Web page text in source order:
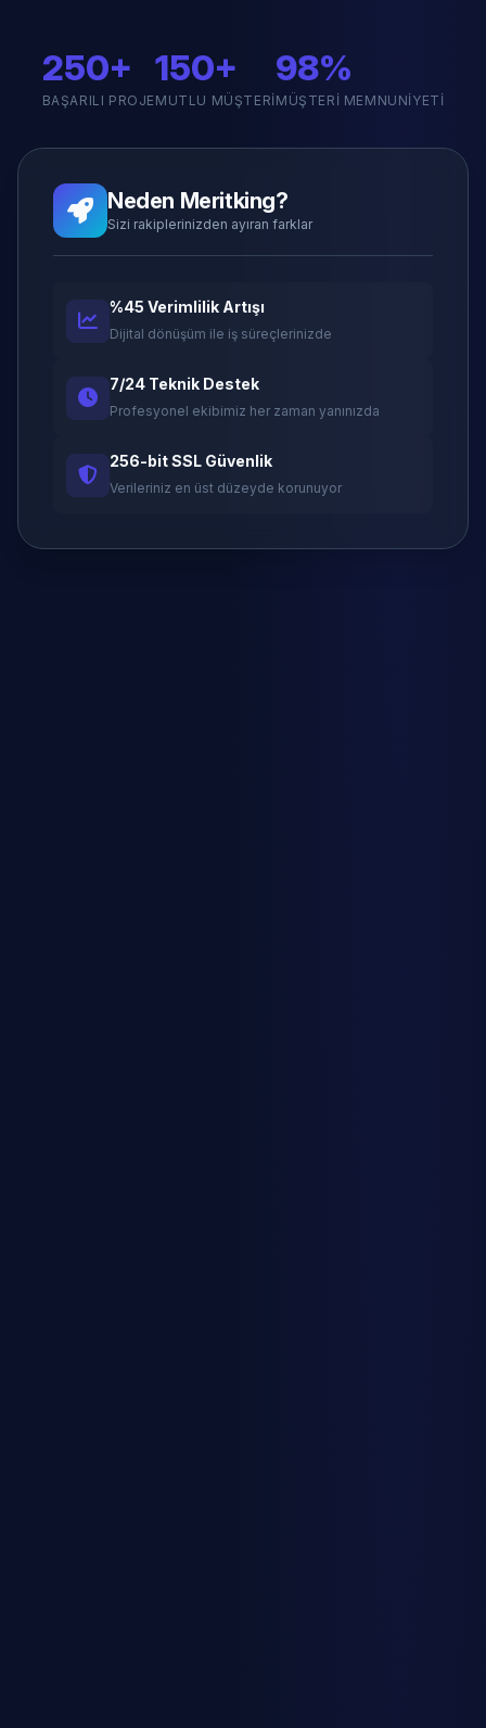
250+
BAŞARILI PROJE
150+
MUTLU MÜŞTERI
98%
MÜŞTERI MEMNUNIYETI
Neden Meritking?
Sizi rakiplerinizden ayıran farklar
%45 Verimlilik Artışı
Dijital dönüşüm ile iş süreçlerinizde
7/24 Teknik Destek
Profesyonel ekibimiz her zaman yanınızda
256-bit SSL Güvenlik
Verileriniz en üst düzeyde korunuyor